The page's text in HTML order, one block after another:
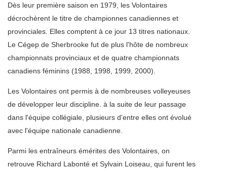
Dès leur première saison en 1979, les Volontaires
décrochèrent le titre de championnes canadiennes et
provinciales. Elles comptent à ce jour 13 titres nationaux.
Le Cégep de Sherbrooke fut de plus l'hôte de nombreux
championnats provinciaux et de quatre championnats
canadiens féminins (1988, 1998, 1999, 2000).
Les Volontaires ont permis à de nombreuses volleyeuses
de développer leur discipline. à la suite de leur passage
dans l'équipe collégiale, plusieurs d'entre elles ont évolué
avec l'équipe nationale canadienne.
Parmi les entraîneurs émérites des Volontaires, on
retrouve Richard Labonté et Sylvain Loiseau, qui furent les